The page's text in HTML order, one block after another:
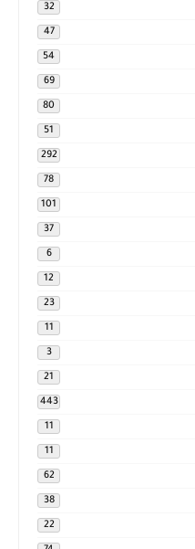
32
47
54
69
80
51
292
78
101
37
6
12
23
11
3
21
443
11
11
62
38
22